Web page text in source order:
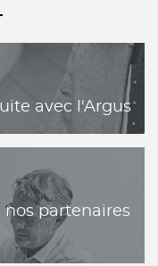
avec l'Argus
nos partenaires